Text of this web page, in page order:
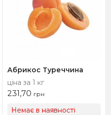
Абрикос Туреччина
ціна за 1 кг
231,70 грн
Немає в наявності